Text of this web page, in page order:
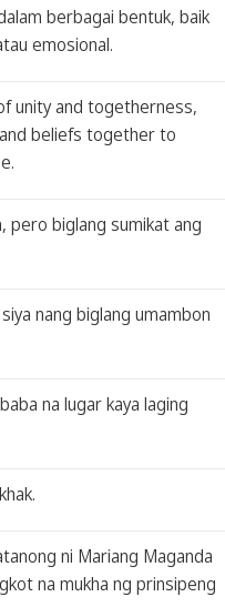
berbagai bentuk, baik
emosional.
unity and togetherness,
beliefs together to
pero biglang sumikat ang
nang biglang umambon
na lugar kaya laging
ni Mariang Maganda
na mukha ng prinsipeng